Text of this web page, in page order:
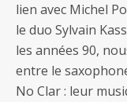
lien avec Michel
le duo Sylvain
les années 90,
entre le
No Clar : leur